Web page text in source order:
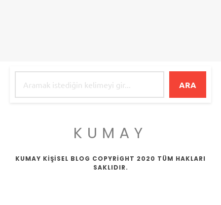
ARA
KUMAY
KUMAY KİŞİSEL BLOG COPYRİGHT 2020 TÜM HAKLARI
SAKLIDIR.